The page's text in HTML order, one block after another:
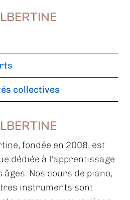
fondée en 2008, est
dédiée à l'apprentissage
Nos cours de piano,
instruments sont
collectives